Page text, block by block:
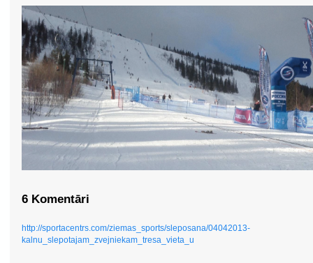
6 Komentāri
http://sportacentrs.com/ziemas_sports/sleposana/04042013-
kalnu_slepotajam_zvejniekam_tresa_vieta_u